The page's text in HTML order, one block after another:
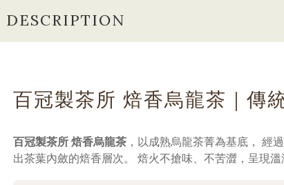
DESCRIPTION
百冠製茶所 焙香烏龍茶｜傳
百冠製茶所 焙香烏龍茶 ，以成熟烏龍茶菁為基底， 經
出茶葉內斂的焙香層次。 焙火不搶味、不苦澀，呈現溫